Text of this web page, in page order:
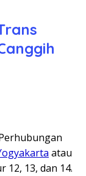
atau
12, 13, dan 14.